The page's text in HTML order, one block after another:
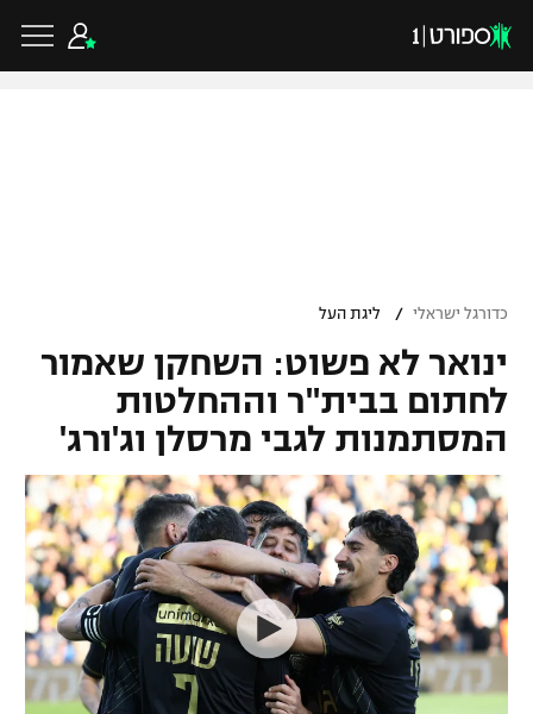
VOD
רץ ברשת
גביע הטוטו
ליגיונרים
גביע המדינה
נבחרת ישראל
מכבי חיפה
בית"ר ירושלים
ליגת האלופות
ליגה אירופית
ליגה אנגלית
ליגה גרמנית
ליגה ספרדית
ליגה איטלקית
ליגה צרפתית
כדורסל ישראלי
ליגת ווינר סל
ליגה לאומית
כדורסל נשים
מכבי תל אביב
הפועל חולון
כדורסל עולמי
NBA
יורוליג
יורוקאפ
ענפים נוספים
טניס
כדוריד
כדורגל ישראלי / ליגת העל
ינואר לא פשוט: השחקן שאמור
לחתום בבית"ר וההחלטות
המסתמנות לגבי מרסלן וג'ורג'